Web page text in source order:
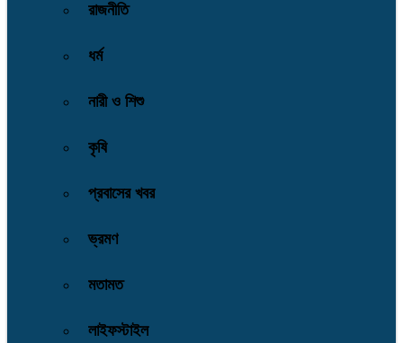
রাজনীতি
ধর্ম
নারী ও শিশু
কৃষি
প্রবাসের খবর
ভ্রমণ
মতামত
লাইফস্টাইল